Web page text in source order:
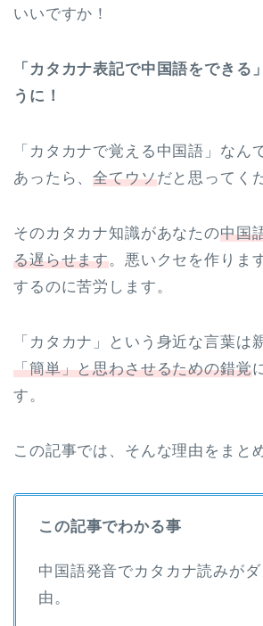
いいですか！
「カタカナ表記で中国語をできる
うに！
「カタカナで覚える中国語」なん
あったら、全てウソだと思ってく
そのカタカナ知識があなたの中国
る遅らせます。悪いクセを作りま
するのに苦労します。
「カタカナ」という身近な言葉は
「簡単」と思わさせるための錯覚
す。
この記事では、そんな理由をまと
この記事でわかる事
中国語発音でカタカナ読みが
由。